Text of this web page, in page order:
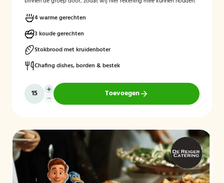
4 warme gerechten
3 koude gerechten
Stokbrood met kruidenboter
Chafing dishes, borden & bestek
Toevoegen